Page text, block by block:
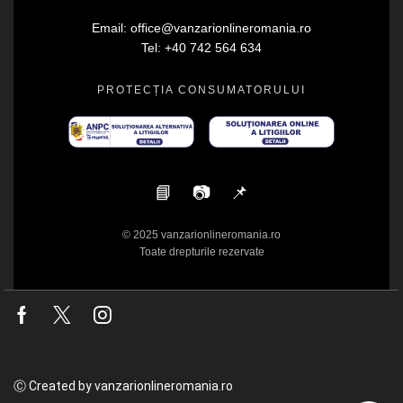
Email: office@vanzarionlineromania.ro
Tel: +40 742 564 634
PROTECȚIA CONSUMATORULUI
📘 📷 📌
© 2025 vanzarionlineromania.ro
Toate drepturile rezervate
Facebook
Twitter
Ⓒ Created by vanzarionlineromania.ro